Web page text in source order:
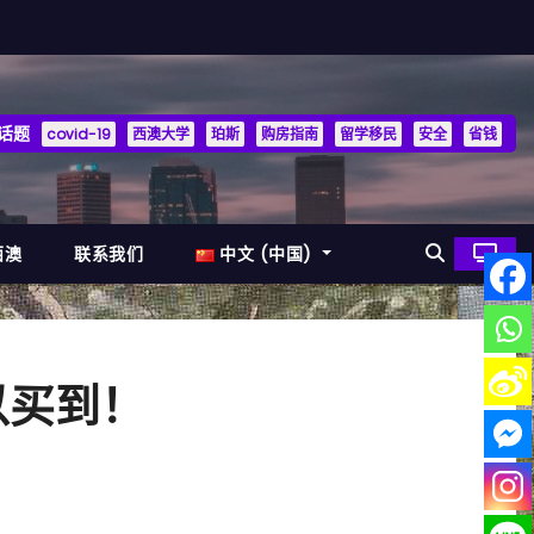
题 covid-19 西澳大学 珀斯 购房指南 留学移民 安全 省钱
澳 联系我们 中文 (中国)
到！